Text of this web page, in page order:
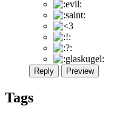
Reply Preview
Tags